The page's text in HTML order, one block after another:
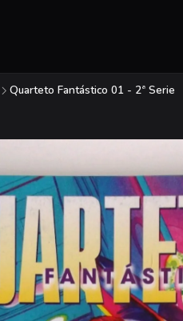
Quarteto Fantástico 01 - 2ª Serie